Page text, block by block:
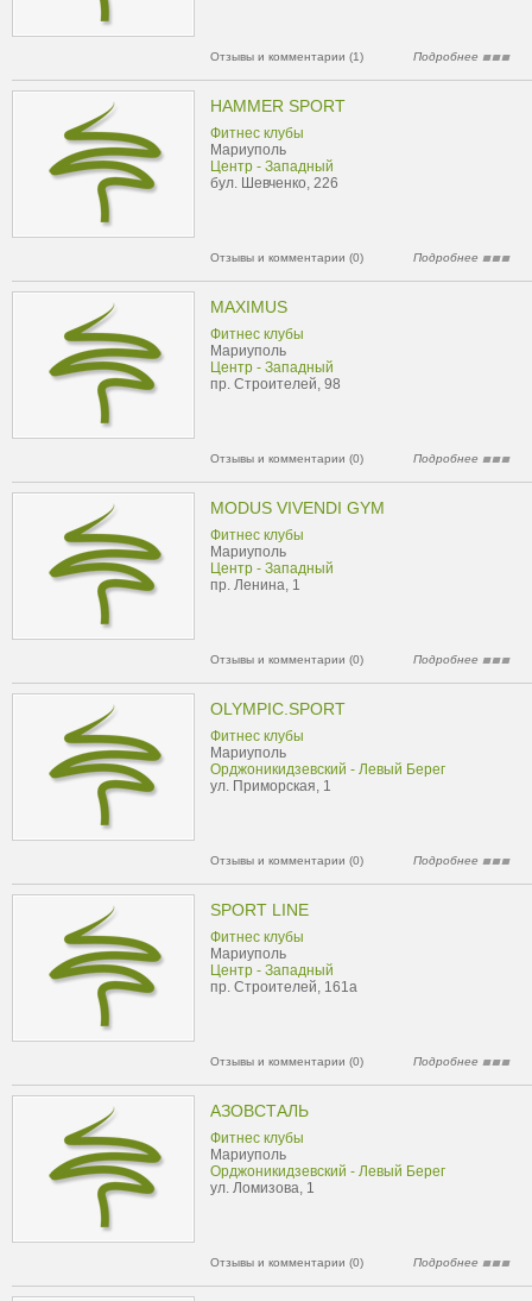
Отзывы и комментарии (1) Подробнее
HAMMER SPORT
Фитнес клубы
Мариуполь
Центр - Западный
бул. Шевченко, 226
Отзывы и комментарии (0) Подробнее
MAXIMUS
Фитнес клубы
Мариуполь
Центр - Западный
пр. Строителей, 98
Отзывы и комментарии (0) Подробнее
MODUS VIVENDI GYM
Фитнес клубы
Мариуполь
Центр - Западный
пр. Ленина, 1
Отзывы и комментарии (0) Подробнее
OLYMPIC.SPORT
Фитнес клубы
Мариуполь
Орджоникидзевский - Левый Берег
ул. Приморская, 1
Отзывы и комментарии (0) Подробнее
SPORT LINE
Фитнес клубы
Мариуполь
Центр - Западный
пр. Строителей, 161а
Отзывы и комментарии (0) Подробнее
АЗОВСТАЛЬ
Фитнес клубы
Мариуполь
Орджоникидзевский - Левый Берег
ул. Ломизова, 1
Отзывы и комментарии (0) Подробнее